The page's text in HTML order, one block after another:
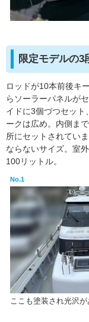
限定モデルの
ロッドが10本前後キ
らソーラーパネルが
イドに3個づつセット
ークは広め。内側ま
所にセットされてい
ならないサイズ。室
100リットル。
No.1
ここも塗装され光沢